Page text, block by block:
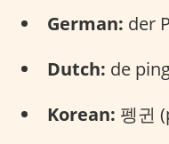
German: der
Dutch: de
Korean: 펭귄